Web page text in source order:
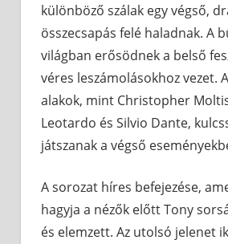
különböző szálak egy végső,
összecsapás felé haladnak. A
világban erősödnek a belső
véres leszámolásokhoz vezet.
alakok, mint Christopher
Leotardo és Silvio Dante,
játszanak a végső
A sorozat híres befejezése,
hagyja a nézők előtt Tony
és elemzett. Az utolsó jelenet